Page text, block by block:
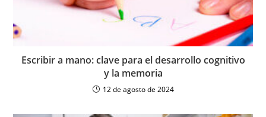
Escribir a mano: clave para el desarrollo cognitivo
y la memoria
12 de agosto de 2024